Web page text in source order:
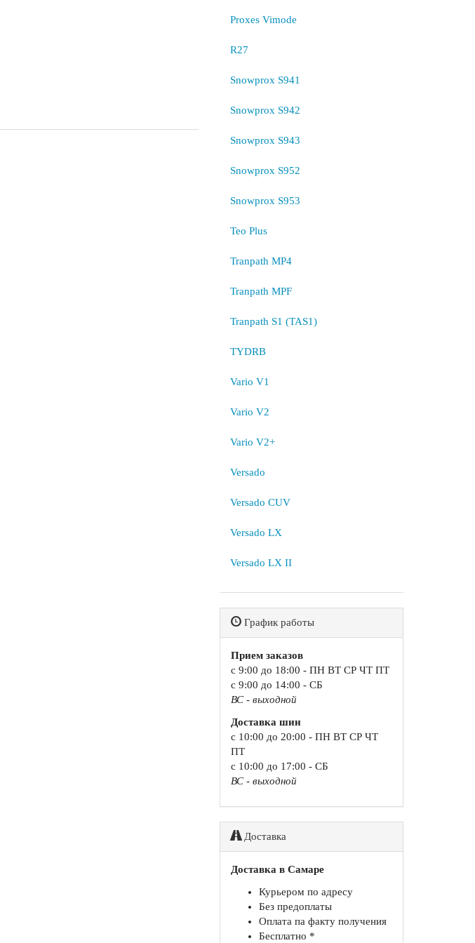
Proxes Vimode
R27
Snowprox S941
Snowprox S942
Snowprox S943
Snowprox S952
Snowprox S953
Teo Plus
Tranpath MP4
Tranpath MPF
Tranpath S1 (TAS1)
TYDRB
Vario V1
Vario V2
Vario V2+
Versado
Versado CUV
Versado LX
Versado LX II
График работы
Прием заказов
с 9:00 до 18:00 - ПН ВТ СР ЧТ ПТ
с 9:00 до 14:00 - СБ
ВС - выходной
Доставка шин
с 10:00 до 20:00 - ПН ВТ СР ЧТ
ПТ
с 10:00 до 17:00 - СБ
ВС - выходной
Доставка
Доставка в Самаре
Курьером по адресу
Без предоплаты
Оплата па факту получения
Бесплатно *